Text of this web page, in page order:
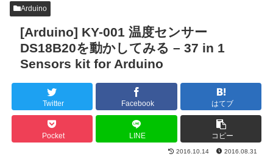
Arduino
[Arduino] KY-001 温度センサー
DS18B20を動かしてみる – 37 in 1
Sensors kit for Arduino
Twitter Facebook はてブ
Pocket LINE コピー
2016.10.14 2016.08.31